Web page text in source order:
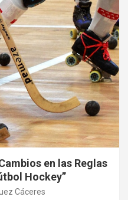
en las Reglas
Hockey”
Cáceres